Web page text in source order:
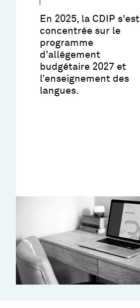
En 2025, la CDIP s'est
concentrée sur le
programme
d’allégement
budgétaire 2027 et
l’enseignement des
langues.